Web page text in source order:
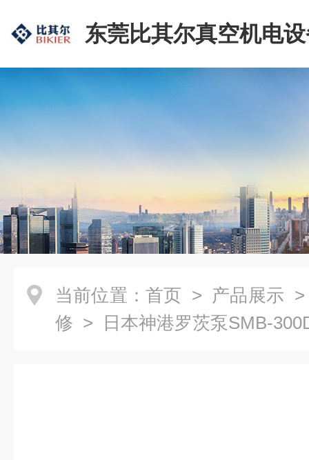
东莞比其尔真空机电
公司
当前位置： 首页 > 产品展示
修 > 日本神港罗茨泵SMB-